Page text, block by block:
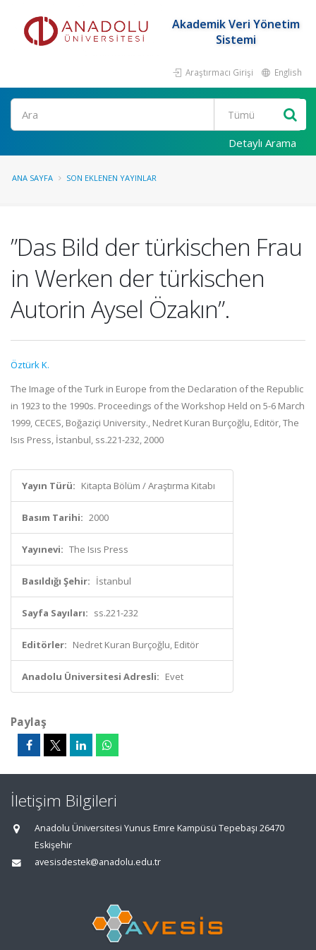
Akademik Veri Yönetim
Sistemi
Araştırmacı Girişi English
Ara
Detaylı Arama
ANA SAYFA SON EKLENEN YAYINLAR
”Das Bild der türkischen Frau
in Werken der türkischen
Autorin Aysel Özakın”.
Öztürk K.
The Image of the Turk in Europe from the Declaration of the Republic
in 1923 to the 1990s. Proceedings of the Workshop Held on 5-6 March
1999, CECES, Boğaziçi University., Nedret Kuran Burçoğlu, Editör, The
Isıs Press, İstanbul, ss.221-232, 2000
Yayın Türü: Kitapta Bölüm / Araştırma Kitabı
Basım Tarihi: 2000
Yayınevi: The Isıs Press
Basıldığı Şehir: İstanbul
Sayfa Sayıları: ss.221-232
Editörler: Nedret Kuran Burçoğlu, Editör
Anadolu Üniversitesi Adresli: Evet
Paylaş
İletişim Bilgileri
Anadolu Üniversitesi Yunus Emre Kampüsü Tepebaşı 26470
Eskişehir
avesisdestek@anadolu.edu.tr